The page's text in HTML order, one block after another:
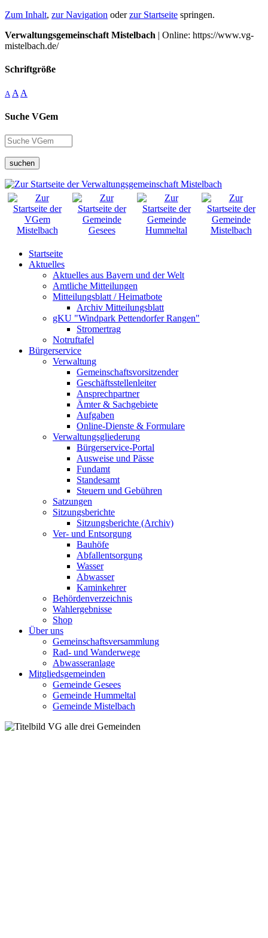
Zum Inhalt, zur Navigation oderzur Startseite springen.
Verwaltungsgemeinschaft Mistelbach | Online: https://www.vg-
mistelbach.de/
Schriftgröße
A A A
Suche VGem
suchen
Startseite
Aktuelles
Aktuelles aus Bayern und der Welt
Amtliche Mitteilungen
Mitteilungsblatt / Heimatbote
Archiv Mitteilungsblatt
gKU "Windpark Pettendorfer Rangen"
Stromertrag
Notruftafel
Bürgerservice
Verwaltung
Gemeinschaftsvorsitzender
Geschäftsstellenleiter
Ansprechpartner
Ämter & Sachgebiete
Aufgaben
Online-Dienste & Formulare
Verwaltungsgliederung
Bürgerservice-Portal
Ausweise und Pässe
Fundamt
Standesamt
Steuern und Gebühren
Satzungen
Sitzungsberichte
Sitzungsberichte (Archiv)
Ver- und Entsorgung
Bauhöfe
Abfallentsorgung
Wasser
Abwasser
Kaminkehrer
Behördenverzeichnis
Wahlergebnisse
Shop
Über uns
Gemeinschaftsversammlung
Rad- und Wanderwege
Abwasseranlage
Mitgliedsgemeinden
Gemeinde Gesees
Gemeinde Hummeltal
Gemeinde Mistelbach